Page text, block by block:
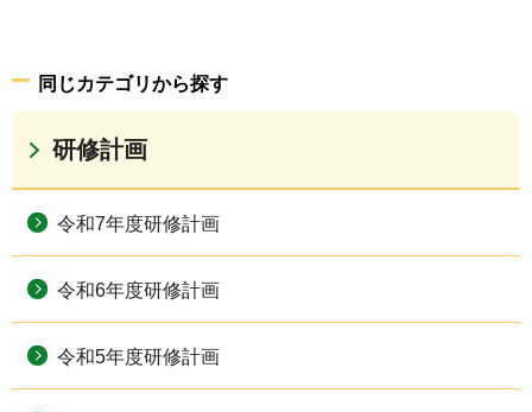
同じカテゴリから探す
研修計画
令和7年度研修計画
令和6年度研修計画
令和5年度研修計画